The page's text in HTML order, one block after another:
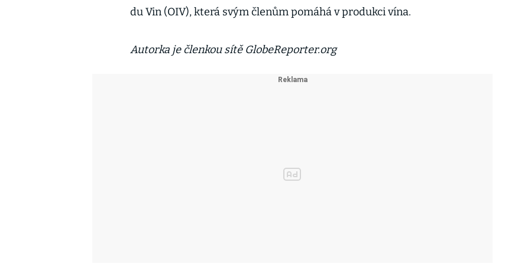
du Vin (OIV), která svým členům pomáhá v produkci vína.
Autorka je členkou sítě GlobeReporter.org